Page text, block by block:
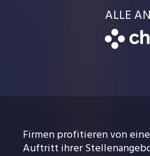
ALLE
Firmen profitieren von
Auftritt ihrer